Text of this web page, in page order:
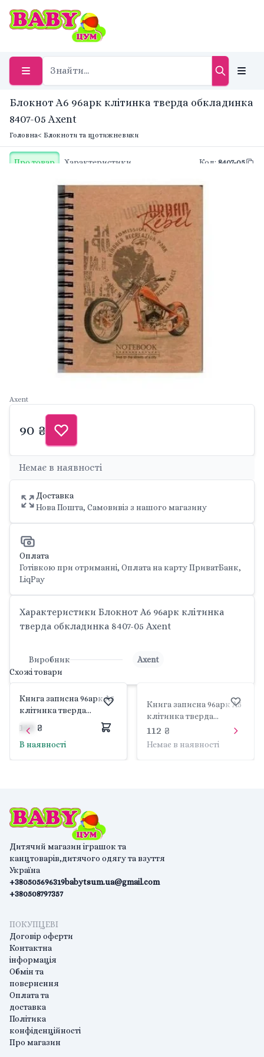
Блокнот А6 96арк клітинка тверда обкладинка
8407-05 Axent
Головна< Блокноти та щотижневики
Про товар Характеристики Код: 8407-05
Axent
90 ₴
Немає в наявності
Доставка
Нова Пошта, Самовивіз з нашого магазину
Оплата
Готівкою при отриманні, Оплата на карту ПриватБанк,
LiqPay
Характеристики Блокнот А6 96арк клітинка
тверда обкладинка 8407-05 Axent
Виробник
Axent
Схожі товари
Книга записна 96арк А5
клітинка тверда
обкладинка Bloom 8459-
8-A Axent
112 ₴
В наявності
Книга записна 96арк А5
клітинка тверда
обкладинка R& B
Telephone 8457-5-A Axent
112 ₴
Немає в наявності
Дитячий магазин іграшок та
канцтоварів,дитячого одягу та взуття
Україна
+380505696319
+380508797357
babytsum.ua@gmail.com
ПОКУПЦЕВІ
Договір оферти
Контактна
інформація
Обмін та
повернення
Оплата та
доставка
Політика
конфіденційності
Про магазин